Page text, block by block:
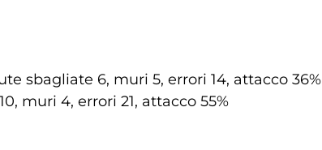
sbagliate 6, muri 5, errori 14, attacco 36%
muri 4, errori 21, attacco 55%